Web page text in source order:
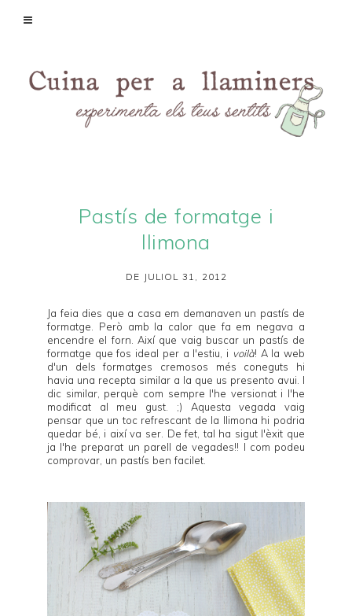
Pastís de formatge i
llimona
DE JULIOL 31, 2012
Ja feia dies que a casa em demanaven un pastís de
formatge. Però amb la calor que fa em negava a
encendre el forn. Així que vaig buscar un pastís de
formatge que fos ideal per a l'estiu, i voilà! A la web
d'un dels formatges cremosos més coneguts hi
havia una recepta similar a la que us presento avui. I
dic similar, perquè com sempre l'he versionat i l'he
modificat al meu gust. ;) Aquesta vegada vaig
pensar que un toc refrescant de la llimona hi podria
quedar bé, i així va ser. De fet, tal ha sigut l'èxit que
ja l'he preparat un parell de vegades!! I com podeu
comprovar, un pastís ben facilet.